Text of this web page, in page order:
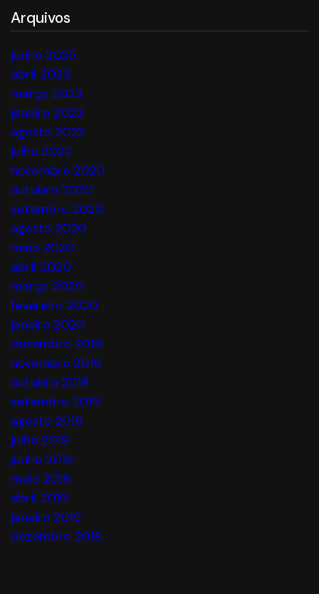
Arquivos
junho 2025
abril 2023
março 2023
janeiro 2023
agosto 2022
julho 2022
novembro 2020
outubro 2020
setembro 2020
agosto 2020
maio 2020
abril 2020
março 2020
fevereiro 2020
janeiro 2020
dezembro 2019
novembro 2019
outubro 2019
setembro 2019
agosto 2019
julho 2019
junho 2019
maio 2019
abril 2019
janeiro 2019
dezembro 2018